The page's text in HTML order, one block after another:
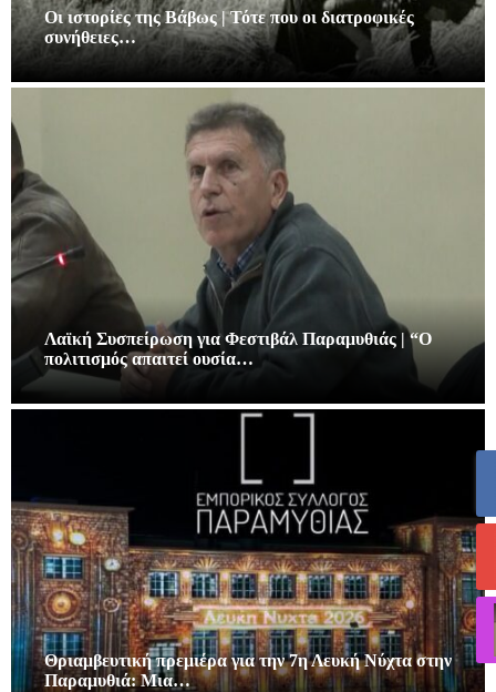
Οι ιστορίες της Βάβως | Τότε που οι διατροφικές
συνήθειες…
Λαϊκή Συσπείρωση για Φεστιβάλ Παραμυθιάς | “Ο
πολιτισμός απαιτεί ουσία…
Θριαμβευτική πρεμιέρα για την 7η Λευκή Νύχτα στην
Παραμυθιά: Μια…